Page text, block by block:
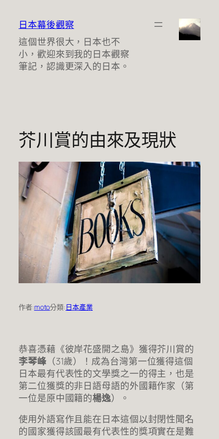
日本幕後觀察
這個世界很大，日本也不
小，歡迎來到我的日本觀察
筆記，認識更深入的日本。
芥川賞的由來及現狀
作者:moto分類:日本產業
恭喜憑藉《彼岸花盛開之島》獲得芥川賞的
李琴峰（31歲）！成為台灣第一位獲得這個
日本最有代表性的文學獎之一的得主，也是
第二位獲獎的非日語母語的外國籍作家（第
一位是原中國籍的楊逸）。
使用外語寫作且能在日本這個以封閉性聞名
的國家獲得該國最有代表性的獎項實在是難